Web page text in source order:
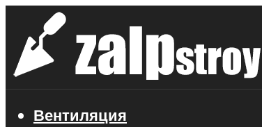
Вентиляция